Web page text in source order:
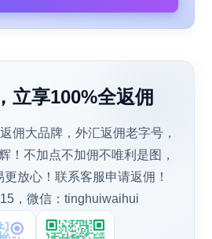
立享100%全返佣
佣大品牌，外汇返佣老字号，
！不加点不加佣不唯利是图，
放心！联系客服申请返佣！
，微信：tinghuiwaihui